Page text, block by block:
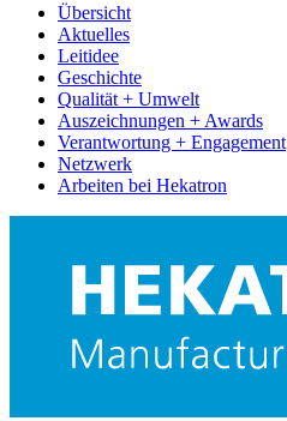
Übersicht
Aktuelles
Leitidee
Geschichte
Qualität + Umwelt
Auszeichnungen + Awards
Verantwortung + Engagement
Netzwerk
Arbeiten bei Hekatron